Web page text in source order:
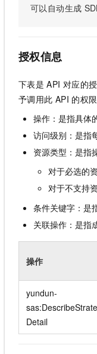
可以自动生成
授权信息
下表是 API 对应的
予调用此 API 的权
操作：是指具体
访问级别：是指
资源类型：是指
对于必选的
对于不支持
条件关键字：是
关联操作：是指
操作
yundun-
Detail
千问AI平台-Token Plan
千问AI平台-模型体验
在线体验全尺寸、多种模态
大模型解决方案
快速部署 Dify，高效搭建
大模型ACA认证体验
AI空中课堂在线直播课堂
生态解决方案
开发者生态解决方案
AI 开发和 AI 应用解决方
入门学习赛